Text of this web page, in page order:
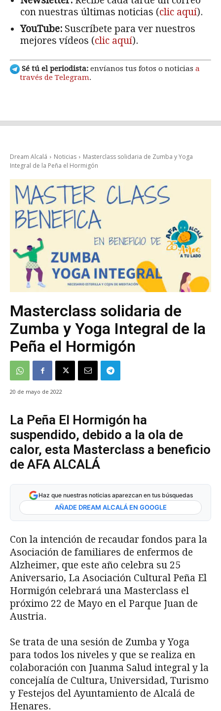
con nuestras últimas noticias (clic aquí).
YouTube: Suscríbete para ver nuestros
mejores vídeos (clic aquí).
Sé tú el periodista: envíanos tus fotos o noticias a
través de Telegram.